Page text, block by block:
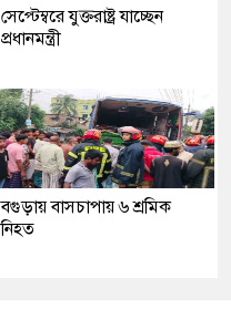
সেপ্টেম্বরে যুক্তরাষ্ট্র যাচ্ছেন
প্রধানমন্ত্রী
বগুড়ায় বাসচাপায় ৬ শ্রমিক
নিহত